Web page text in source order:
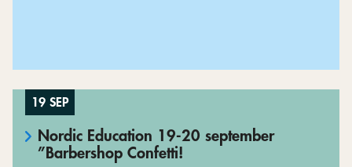
19 SEP
Nordic Education 19-20 september
”Barbershop Confetti!